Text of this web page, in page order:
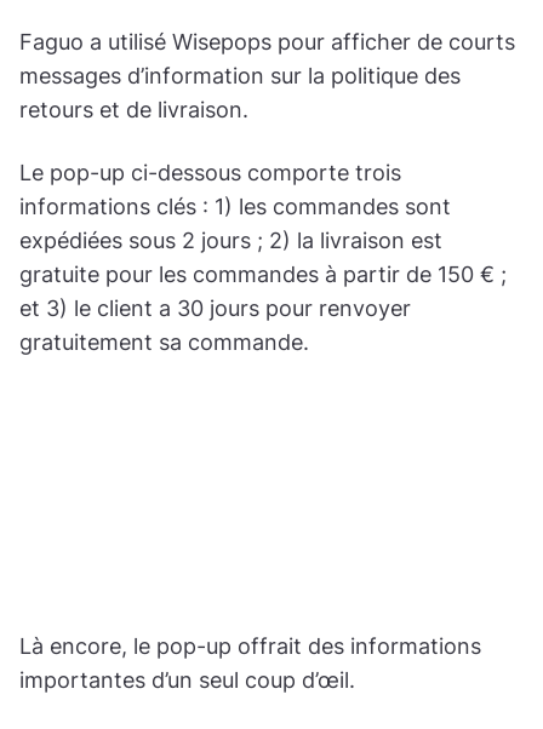
Faguo a utilisé Wisepops pour afficher de courts
messages d’information sur la politique des
retours et de livraison.
Le pop-up ci-dessous comporte trois
informations clés : 1) les commandes sont
expédiées sous 2 jours ; 2) la livraison est
gratuite pour les commandes à partir de 150 € ;
et 3) le client a 30 jours pour renvoyer
gratuitement sa commande.
Là encore, le pop-up offrait des informations
importantes d’un seul coup d’œil.